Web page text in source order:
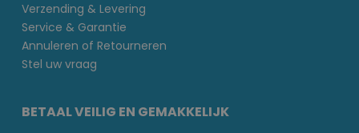
Verzending & Levering
Service & Garantie
Annuleren of Retourneren
Stel uw vraag
BETAAL VEILIG EN GEMAKKELIJK